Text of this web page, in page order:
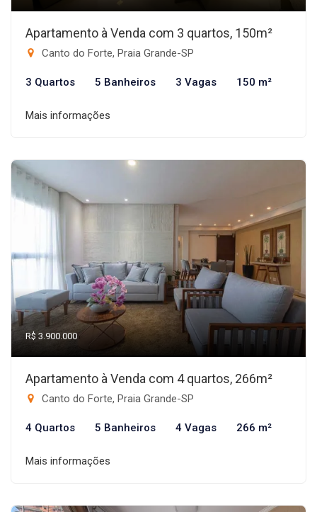
Apartamento à Venda com 3 quartos, 150m²
Canto do Forte, Praia Grande-SP
3 Quartos 5 Banheiros 3 Vagas 150 m²
Mais informações
R$ 3.900.000
Apartamento à Venda com 4 quartos, 266m²
Canto do Forte, Praia Grande-SP
4 Quartos 5 Banheiros 4 Vagas 266 m²
Mais informações